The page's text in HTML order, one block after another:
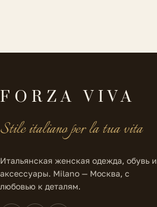
FORZA VIVA
Stile italiano per la tua vita
Итальянская женская одежда, обувь и
аксессуары. Milano — Москва, с
любовью к деталям.